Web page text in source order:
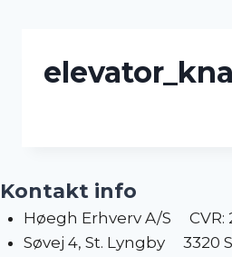
Kontakt info
Høegh Erhverv A/S CVR:
Søvej 4, St. Lyngby 3320